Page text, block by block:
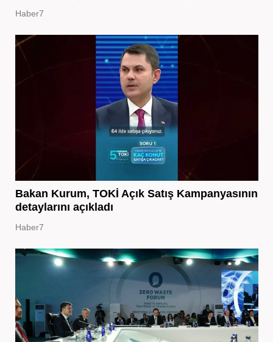
Haber7
Bakan Kurum, TOKİ Açık Satış Kampanyasının
detaylarını açıkladı
Haber7